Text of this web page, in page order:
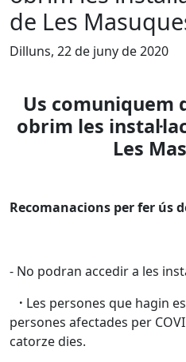
de Les
Dilluns, 22 de juny de 2020
Us comuniquem
obrim les
Les
Recomanacions per fer ús
- No podran accedir a les
· Les persones que hagin
persones afectades per
catorze dies.